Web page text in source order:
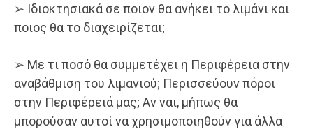
➢ Ιδιοκτησιακά σε ποιον θα ανήκει το λιμάνι και
ποιος θα το διαχειρίζεται;
➢ Με τι ποσό θα συμμετέχει η Περιφέρεια στην
αναβάθμιση του λιμανιού; Περισσεύουν πόροι
στην Περιφέρειά μας; Αν ναι, μήπως θα
μπορούσαν αυτοί να χρησιμοποιηθούν για άλλα